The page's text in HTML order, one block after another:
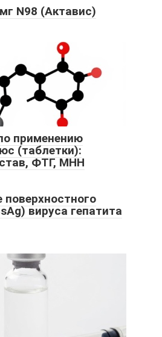
N98 (Актавис)
применению
(таблетки):
ФТГ, МНН
вируса гепатита